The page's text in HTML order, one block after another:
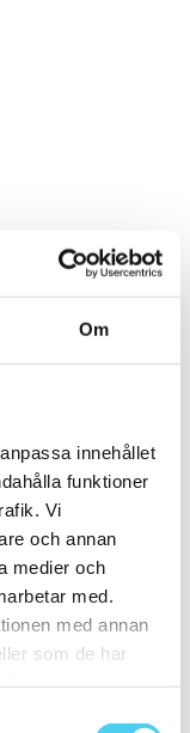
Om
innehållet
funktioner
Vi
och annan
medier och
med.
med annan
som de har